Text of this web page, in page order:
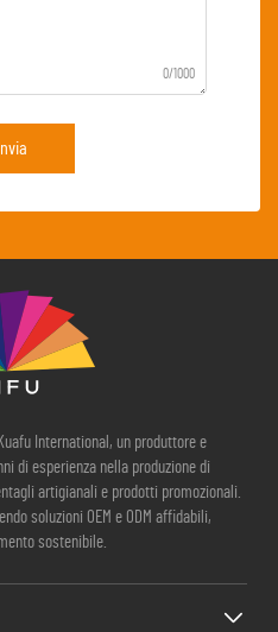
0/1000
Invia
International, un produttore e
di esperienza nella produzione di
artigianali e prodotti promozionali.
soluzioni OEM e ODM affidabili,
sostenibile.